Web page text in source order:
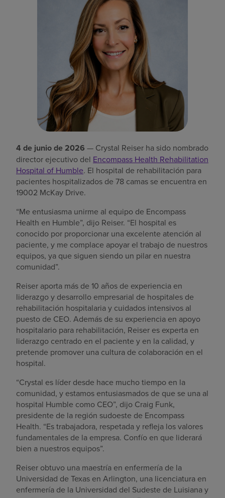
Pagar mi factura
4 de junio de 2026 — Crystal Reiser ha sido nombrado
director ejecutivo del Encompass Health Rehabilitation
Hospital of Humble. El hospital de rehabilitación para
pacientes hospitalizados de 78 camas se encuentra en
19002 McKay Drive.
“Me entusiasma unirme al equipo de Encompass
Health en Humble”, dijo Reiser. “El hospital es
conocido por proporcionar una excelente atención al
paciente, y me complace apoyar el trabajo de nuestros
equipos, ya que siguen siendo un pilar en nuestra
comunidad”.
Reiser aporta más de 10 años de experiencia en
liderazgo y desarrollo empresarial de hospitales de
rehabilitación hospitalaria y cuidados intensivos al
puesto de CEO. Además de su experiencia en apoyo
hospitalario para rehabilitación, Reiser es experta en
liderazgo centrado en el paciente y en la calidad, y
pretende promover una cultura de colaboración en el
hospital.
“Crystal es líder desde hace mucho tiempo en la
comunidad, y estamos entusiasmados de que se una al
hospital Humble como CEO”, dijo Craig Funk,
presidente de la región sudoeste de Encompass
Health. “Es trabajadora, respetada y refleja los valores
fundamentales de la empresa. Confío en que liderará
bien a nuestros equipos”.
Reiser obtuvo una maestría en enfermería de la
Universidad de Texas en Arlington, una licenciatura en
enfermería de la Universidad del Sudeste de Luisiana y